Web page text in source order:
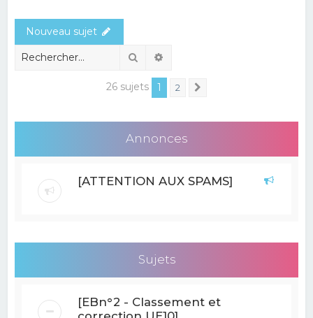
Nouveau sujet
Rechercher
26 sujets 1 2
Annonces
[ATTENTION AUX SPAMS]
Sujets
[EBn°2 - Classement et